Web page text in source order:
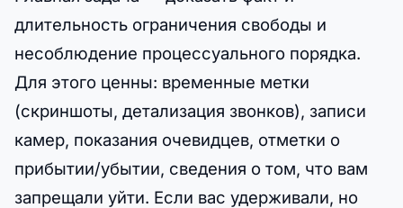
длительность ограничения свободы и
несоблюдение процессуального порядка.
Для этого ценны: временные метки
(скриншоты, детализация звонков), записи
камер, показания очевидцев, отметки о
прибытии/убытии, сведения о том, что вам
запрещали уйти. Если вас удерживали, но